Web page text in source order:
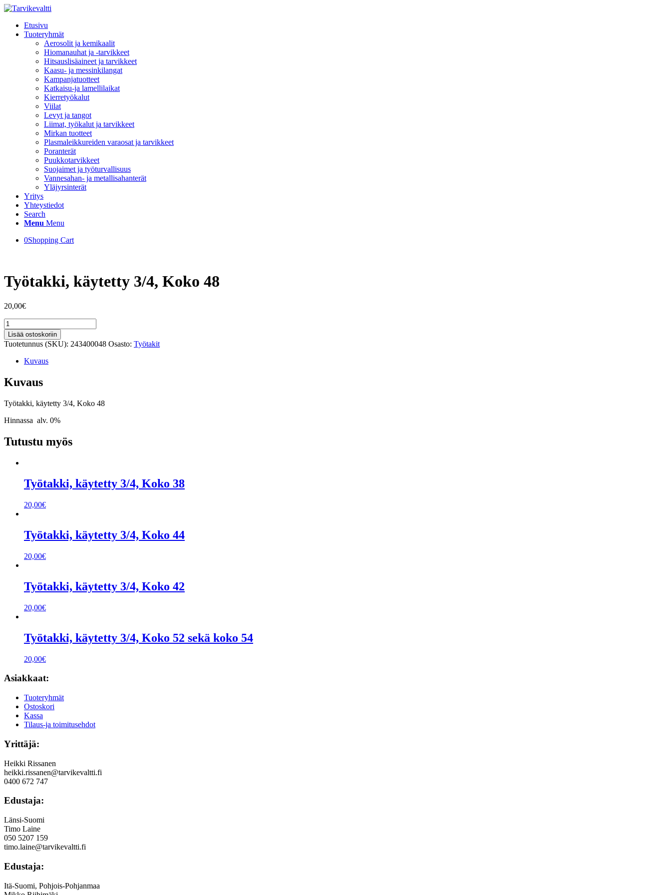
Etusivu
Tuoteryhmät
Aerosolit ja kemikaalit
Hiomanauhat ja -tarvikkeet
Hitsauslisäaineet ja tarvikkeet
Kaasu- ja messinkilangat
Kampanjatuotteet
Katkaisu-ja lamellilaikat
Kierretyökalut
Viilat
Levyt ja tangot
Liimat, työkalut ja tarvikkeet
Mirkan tuotteet
Plasmaleikkureiden varaosat ja tarvikkeet
Poranterät
Puukkotarvikkeet
Suojaimet ja työturvallisuus
Vannesahan- ja metallisahanterät
Yläjyrsinterät
Yritys
Yhteystiedot
Search
Menu Menu
0Shopping Cart
Työtakki, käytetty 3/4, Koko 48
20,00€
Työtakki,
käytetty
3/4,
Koko
Lisää ostoskoriin
Tuotetunnus (SKU): 243400048 Osasto: Työtakit
Kuvaus
Kuvaus
Työtakki, käytetty 3/4, Koko 48
Hinnassa alv. 0%
Tutustu myös
Työtakki, käytetty 3/4, Koko 38
20,00€
Työtakki, käytetty 3/4, Koko 44
20,00€
Työtakki, käytetty 3/4, Koko 42
20,00€
Työtakki, käytetty 3/4, Koko 52 sekä koko 54
20,00€
Asiakkaat:
Tuoteryhmät
Ostoskori
Kassa
Tilaus-ja toimitusehdot
Yrittäjä:
Heikki Rissanen
heikki.rissanen@tarvikevaltti.fi
0400 672 747
Edustaja:
Länsi-Suomi
Timo Laine
050 5207 159
timo.laine@tarvikevaltti.fi
Edustaja:
Itä-Suomi, Pohjois-Pohjanmaa